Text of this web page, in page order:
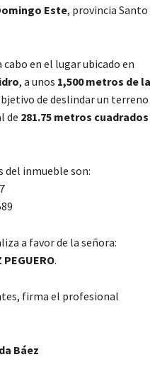
Este, provincia Santo
en el lugar ubicado en
, a unos 1,500 metros de la
de deslindar un terreno
de 281.75 metros cuadrados
del inmueble son:
a favor de la señora:
PEGUERO.
firma el profesional
Báez